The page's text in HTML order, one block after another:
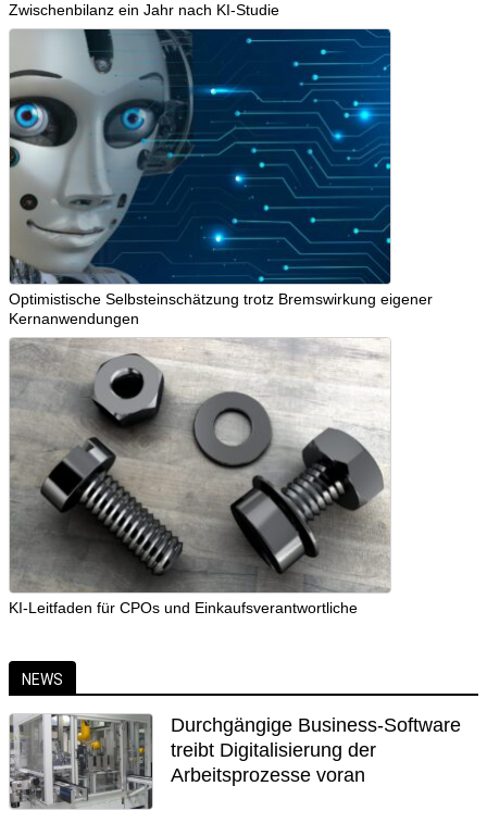
Zwischenbilanz ein Jahr nach KI-Studie
Optimistische Selbsteinschätzung trotz Bremswirkung eigener
Kernanwendungen
KI-Leitfaden für CPOs und Einkaufsverantwortliche
NEWS
Durchgängige Business-Software
treibt Digitalisierung der
Arbeitsprozesse voran